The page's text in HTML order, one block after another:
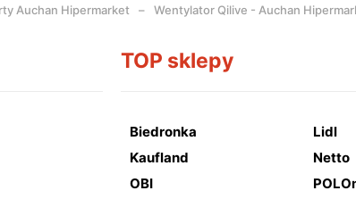
Auchan Hipermarket Wentylator Qilive - Auchan
TOP sklepy
Biedronka Lidl
Kaufland
Netto
OBI